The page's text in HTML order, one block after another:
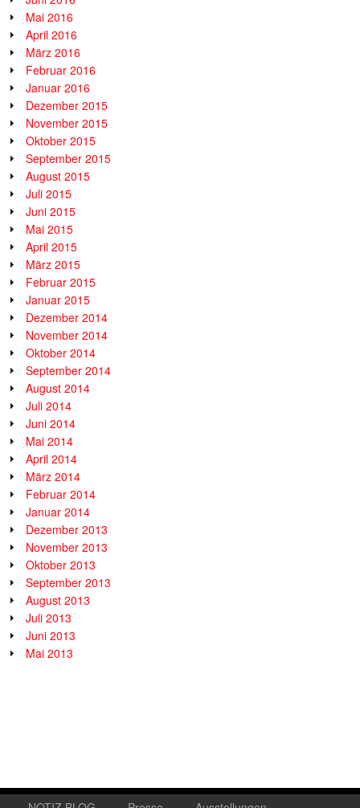
Mai 2016
April 2016
März 2016
Februar 2016
Januar 2016
Dezember 2015
November 2015
Oktober 2015
September 2015
August 2015
Juli 2015
Juni 2015
Mai 2015
April 2015
März 2015
Februar 2015
Januar 2015
Dezember 2014
November 2014
Oktober 2014
September 2014
August 2014
Juli 2014
Juni 2014
Mai 2014
April 2014
März 2014
Februar 2014
Januar 2014
Dezember 2013
November 2013
Oktober 2013
September 2013
August 2013
Juli 2013
Juni 2013
Mai 2013